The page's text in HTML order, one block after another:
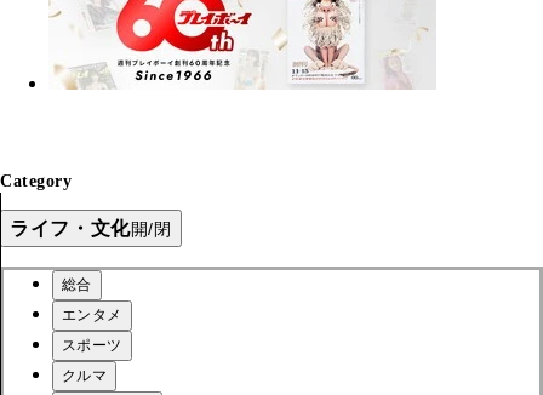
Category
ライフ・文化開/閉
総合
エンタメ
スポーツ
クルマ